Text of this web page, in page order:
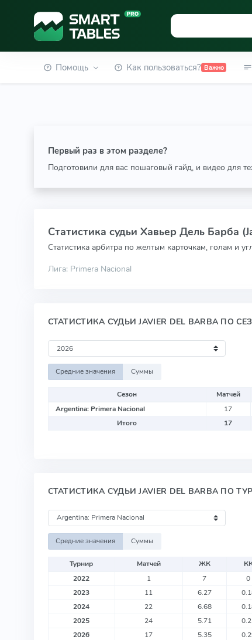
Помощь Как пользоваться? Важно
Первый раз в этом разделе?
Подготовили для вас пошаговый гайд, и видео для
Статистика судьи Хавьер Дель Барба
Статистика арбитра по желтым карточкам, голам и
Лига: Primera Nacional
СТАТИСТИКА СУДЬИ JAVIER DEL BARBA ПО
Средние значения Суммы
Сезон Матчей
Argentina: Primera Nacional
17
Итого
17
СТАТИСТИКА СУДЬИ JAVIER DEL BARBA ПО
Средние значения Суммы
Турнир Матчей ЖК
2022
1 7 0
2023
11 6.27
2024
22 6.68
2025
24 5.71
2026
17 5.35